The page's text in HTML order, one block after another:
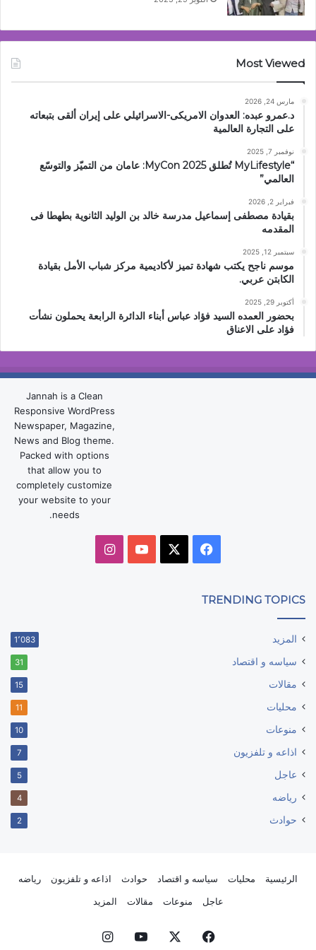
Most Viewed
مارس 24, 2026
د.عمرو عبده: العدوان الامريكى-الاسرائيلي على إيران ألقى بتبعاته
على التجارة العالمية
نوفمبر 7, 2025
“MyLifestyle تُطلق MyCon 2025: عامان من التميّز والتوسّع
العالمي”
فبراير 2, 2026
بقيادة مصطفى إسماعيل مدرسة خالد بن الوليد الثانوية بطهطا فى
المقدمه
سبتمبر 12, 2025
موسم ناجح يكتب شهادة تميز لأكاديمية مركز شباب الأمل بقيادة
الكابتن عربي.
أكتوبر 29, 2025
بحضور العمده السيد فؤاد عباس أبناء الدائرة الرابعة يحملون نشأت
فؤاد على الاعناق
Jannah is a Clean
Responsive WordPress
Newspaper, Magazine,
News and Blog theme.
Packed with options
that allow you to
completely customize
your website to your
needs.
فيسبوك ‫YouTubeانستقرام
TRENDING TOPICS
المزيد 1٬083
سياسه و اقتصاد 31
مقالات 15
محليات 11
منوعات 10
اذاعه و تلفزيون 7
عاجل 5
رياضه 4
حوادث 2
الرئيسية محليات سياسه و اقتصاد حوادث اذاعه و تلفزيون
رياضه
عاجل
منوعات مقالات المزيد
فيسبوك ‫YouTubeانستقرام